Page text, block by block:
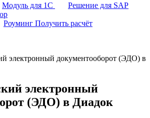
Модуль для 1С
Решение для SAP
Роуминг Получить расчёт
электронный документооборот (ЭДО) в
электронный
(ЭДО) в Диадок